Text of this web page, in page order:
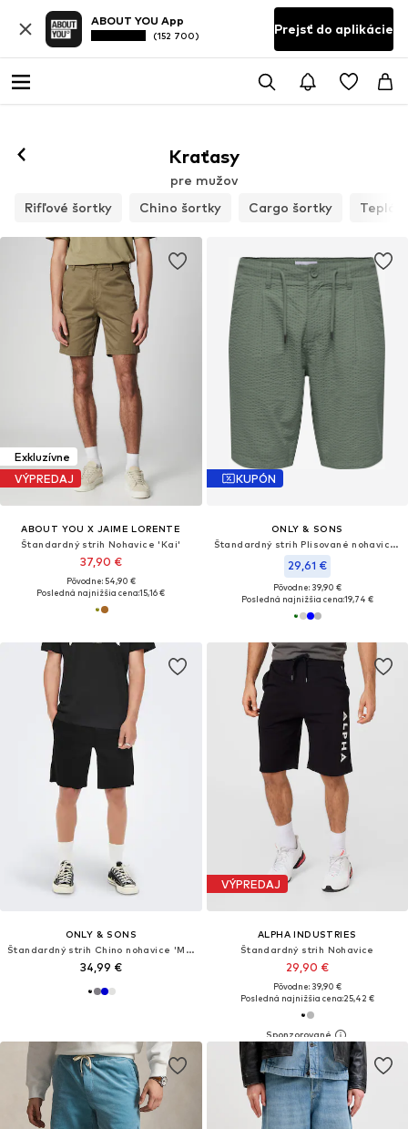
ABOUT YOU App
(152 700) Prejsť do aplikácie
Kraťasy
pre mužov
Rifľové šortky
Chino šortky Cargo šortky
Exkluzívne
VÝPREDAJ
ABOUT YOU X JAIME LORENTE
Štandardný strih Nohavice 'Kai'
37,90 €
Pôvodne: 54,90 €
Posledná najnižšia cena:15,16 €
KUPÓN
ONLY & SONS
Štandardný strih Plisované nohavice 'ONLLeo'
29,61 €
Pôvodne: 39,90 €
Posledná najnižšia cena:19,74 €
ONLY & SONS
Štandardný strih Chino nohavice 'Mark'
34,99 €
VÝPREDAJ
ALPHA INDUSTRIES
Štandardný strih Nohavice
29,90 €
Pôvodne: 39,90 €
Posledná najnižšia cena:25,42 €